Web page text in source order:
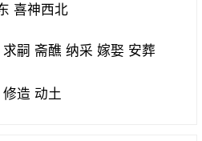
喜神西北
嗣 斋醮 纳采 嫁娶 安葬
造 动土